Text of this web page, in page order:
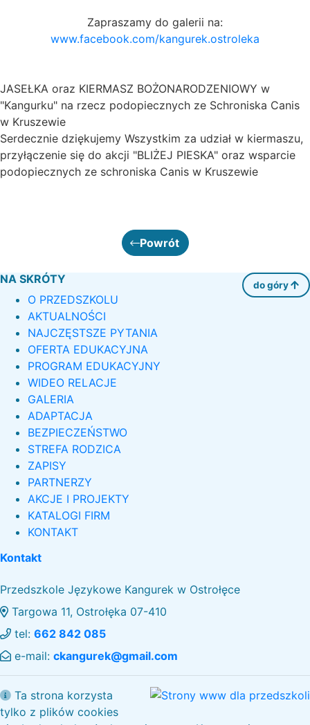
Zapraszamy do galerii na:
www.facebook.com/kangurek.ostroleka
JASEŁKA oraz KIERMASZ BOŻONARODZENIOWY w
"Kangurku" na rzecz podopiecznych ze Schroniska Canis
w Kruszewie
Serdecznie dziękujemy Wszystkim za udział w kiermaszu,
przyłączenie się do akcji "BLIŻEJ PIESKA" oraz wsparcie
podopiecznych ze schroniska Canis w Kruszewie
Powrót
NA SKRÓTY do góry
O PRZEDSZKOLU
AKTUALNOŚCI
NAJCZĘSTSZE PYTANIA
OFERTA EDUKACYJNA
PROGRAM EDUKACYJNY
WIDEO RELACJE
GALERIA
ADAPTACJA
BEZPIECZEŃSTWO
STREFA RODZICA
ZAPISY
PARTNERZY
AKCJE I PROJEKTY
KATALOGI FIRM
KONTAKT
Kontakt
Przedszkole Językowe Kangurek w Ostrołęce
Targowa 11, Ostrołęka 07-410
tel: 662 842 085
e-mail: ckangurek@gmail.com
Ta strona korzysta
tylko z plików cookies